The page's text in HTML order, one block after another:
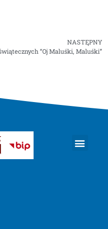
NASTĘPNY
“Oj Maluśki, Maluśki”